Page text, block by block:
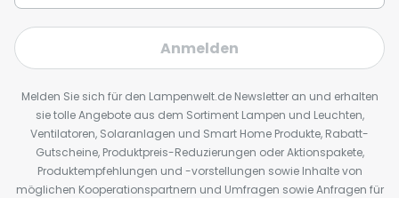
Anmelden
Melden Sie sich für den Lampenwelt.de Newsletter an und erhalten
sie tolle Angebote aus dem Sortiment Lampen und Leuchten,
Ventilatoren, Solaranlagen und Smart Home Produkte, Rabatt-
Gutscheine, Produktpreis-Reduzierungen oder Aktionspakete,
Produktempfehlungen und -vorstellungen sowie Inhalte von
möglichen Kooperationspartnern und Umfragen sowie Anfragen für